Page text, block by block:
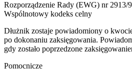
Rozporządzenie Rady (EWG) nr 2913/
Wspólnotowy kodeks celny
Dłużnik zostaje powiadomiony o
po dokonaniu zaksięgowania.
gdy zostało poprzedzone
Pomocnicze